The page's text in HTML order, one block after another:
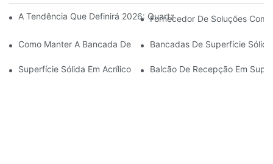
A Tendência Que Definirá 2026: Quartzo Inspirado Em Pedras
Fornecedor De Soluções
Como Manter A Bancada De Pedra De Quartzo Limpa? Isso
Bancadas De Superfície
Superfície Sólida Em Acrílico Puro Gelandy: Elevando Espaços
Balcão De Recepção Em